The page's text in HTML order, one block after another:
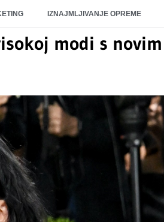
IZNAJMLJIVANJE OPREME
modi s novim